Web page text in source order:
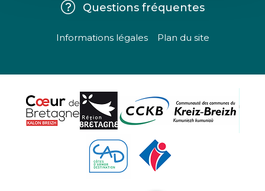
Questions fréquentes
Informations légales Plan du site